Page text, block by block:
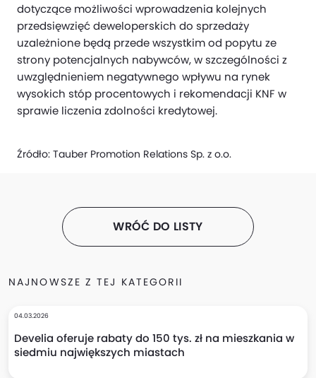
dotyczące możliwości wprowadzenia kolejnych
przedsięwzięć deweloperskich do sprzedaży
uzależnione będą przede wszystkim od popytu ze
strony potencjalnych nabywców, w szczególności z
uwzględnieniem negatywnego wpływu na rynek
wysokich stóp procentowych i rekomendacji KNF w
sprawie liczenia zdolności kredytowej.
Źródło: Tauber Promotion Relations Sp. z o.o.
WRÓĆ DO LISTY
NAJNOWSZE Z TEJ KATEGORII
04.03.2026
Develia oferuje rabaty do 150 tys. zł na mieszkania w
siedmiu największych miastach